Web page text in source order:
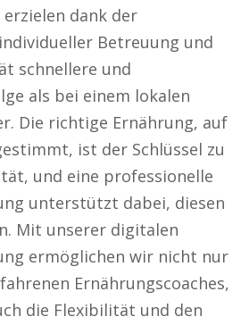
dank der
Betreuung und
schnellere und
als bei einem lokalen
Die richtige Ernährung, auf
ist der Schlüssel zu
und eine professionelle
unterstützt dabei, diesen
Mit unserer digitalen
ermöglichen wir nicht nur
Ernährungscoaches,
die Flexibilität und den